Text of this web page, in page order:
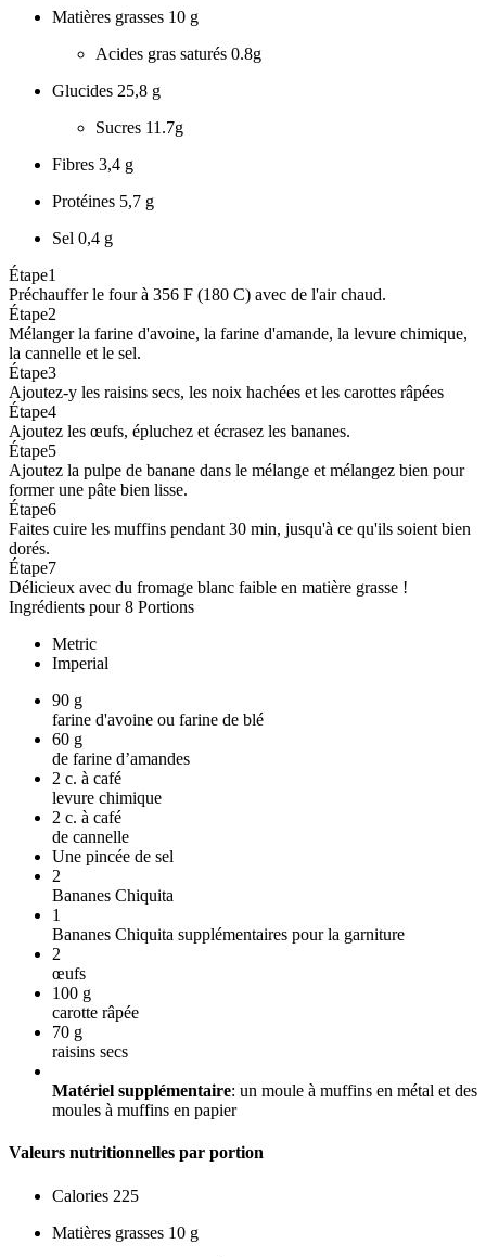
Matières grasses 10 g
Acides gras saturés 0.8g
Glucides 25,8 g
Sucres 11.7g
Fibres 3,4 g
Protéines 5,7 g
Sel 0,4 g
Étape1
Préchauffer le four à 356 F (180 C) avec de l'air chaud.
Étape2
Mélanger la farine d'avoine, la farine d'amande, la levure chimique,
la cannelle et le sel.
Étape3
Ajoutez-y les raisins secs, les noix hachées et les carottes râpées
Étape4
Ajoutez les œufs, épluchez et écrasez les bananes.
Étape5
Ajoutez la pulpe de banane dans le mélange et mélangez bien pour
former une pâte bien lisse.
Étape6
Faites cuire les muffins pendant 30 min, jusqu'à ce qu'ils soient bien
dorés.
Étape7
Délicieux avec du fromage blanc faible en matière grasse !
Ingrédients pour 8 Portions
Metric
Imperial
90 g
farine d'avoine ou farine de blé
60 g
de farine d’amandes
2 c. à café
levure chimique
2 c. à café
de cannelle
Une pincée de sel
2
Bananes Chiquita
1
Bananes Chiquita supplémentaires pour la garniture
2
œufs
100 g
carotte râpée
70 g
raisins secs
Matériel supplémentaire: un moule à muffins en métal et des
moules à muffins en papier
Valeurs nutritionnelles par portion
Calories 225
Matières grasses 10 g